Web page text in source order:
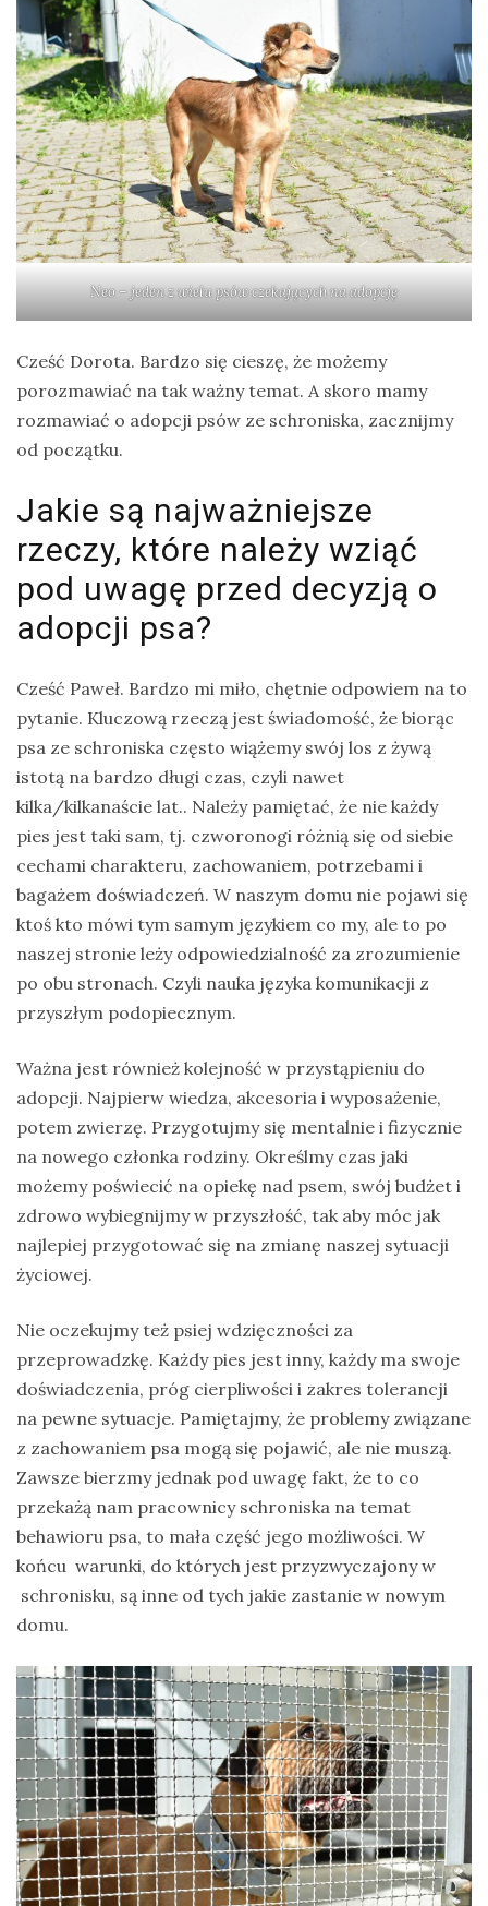
Neo – jeden z wielu psów czekających na adopcję
Cześć Dorota. Bardzo się cieszę, że możemy
porozmawiać na tak ważny temat. A skoro mamy
rozmawiać o adopcji psów ze schroniska, zacznijmy
od początku.
Jakie są najważniejsze
rzeczy, które należy wziąć
pod uwagę przed decyzją o
adopcji psa?
Cześć Paweł. Bardzo mi miło, chętnie odpowiem na to
pytanie. Kluczową rzeczą jest świadomość, że biorąc
psa ze schroniska często wiążemy swój los z żywą
istotą na bardzo długi czas, czyli nawet
kilka/kilkanaście lat.. Należy pamiętać, że nie każdy
pies jest taki sam, tj. czworonogi różnią się od siebie
cechami charakteru, zachowaniem, potrzebami i
bagażem doświadczeń. W naszym domu nie pojawi się
ktoś kto mówi tym samym językiem co my, ale to po
naszej stronie leży odpowiedzialność za zrozumienie
po obu stronach. Czyli nauka języka komunikacji z
przyszłym podopiecznym.
Ważna jest również kolejność w przystąpieniu do
adopcji. Najpierw wiedza, akcesoria i wyposażenie,
potem zwierzę. Przygotujmy się mentalnie i fizycznie
na nowego członka rodziny. Określmy czas jaki
możemy poświecić na opiekę nad psem, swój budżet i
zdrowo wybiegnijmy w przyszłość, tak aby móc jak
najlepiej przygotować się na zmianę naszej sytuacji
życiowej.
Nie oczekujmy też psiej wdzięczności za
przeprowadzkę. Każdy pies jest inny, każdy ma swoje
doświadczenia, próg cierpliwości i zakres tolerancji
na pewne sytuacje. Pamiętajmy, że problemy związane
z zachowaniem psa mogą się pojawić, ale nie muszą.
Zawsze bierzmy jednak pod uwagę fakt, że to co
przekażą nam pracownicy schroniska na temat
behawioru psa, to mała część jego możliwości. W
końcu warunki, do których jest przyzwyczajony w
schronisku, są inne od tych jakie zastanie w nowym
domu.
Ssaki
Wyprawy
TAGI
azja
bekasowate
bushcraft
chruściele
czaplowate
dzięciołowate
dzierżby
elektronika
turystyczna
gołębiowate
gps
gryzonie